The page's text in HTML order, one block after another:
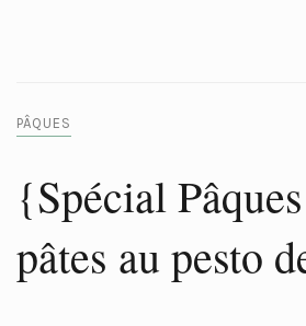
PÂQUES
{Spécial
pâtes au pesto